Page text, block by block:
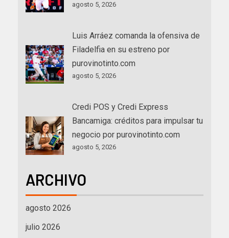
agosto 5, 2026
Luis Arráez comanda la ofensiva de
Filadelfia en su estreno por
purovinotinto.com
agosto 5, 2026
Credi POS y Credi Express
Bancamiga: créditos para impulsar tu
negocio por purovinotinto.com
agosto 5, 2026
ARCHIVO
agosto 2026
julio 2026